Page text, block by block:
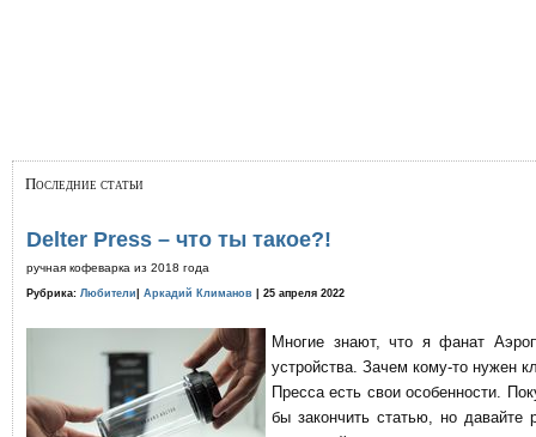
Последние статьи
Delter Press – что ты такое?!
ручная кофеварка из 2018 года
Рубрика: Любители Аркадий Климанов | 25 апреля 2022
Многие знают, что я фанат
устройства. Зачем кому-то нужен
Пресса есть свои особенности.
бы закончить статью, но давайте